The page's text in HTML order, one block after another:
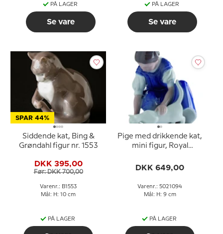
PÅ LAGER
Se vare
PÅ LAGER
Se vare
SPAR 44%
Siddende kat, Bing &
Grøndahl figur nr. 1553
DKK 395,00
Før: DKK 700,00
Varenr.: B1553
Mål: H: 10 cm
PÅ LAGER
Pige med drikkende kat,
mini figur, Royal
094
DKK 649,00
Varenr.: 5021094
Mål: H: 9 cm
PÅ LAGER